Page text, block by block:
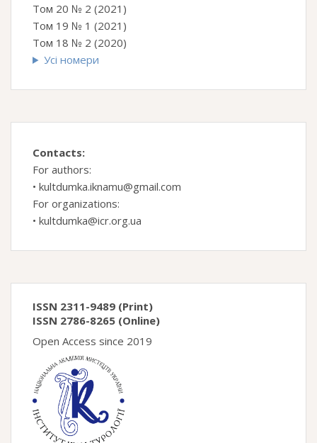
Том 20 № 2 (2021)
Том 19 № 1 (2021)
Том 18 № 2 (2020)
Усі номери
Contacts:
For authors:
• kultdumka.iknamu@gmail.com
For organizations:
• kultdumka@icr.org.ua
ISSN 2311-9489 (Print)
ISSN 2786-8265 (Online)
Open Access since 2019